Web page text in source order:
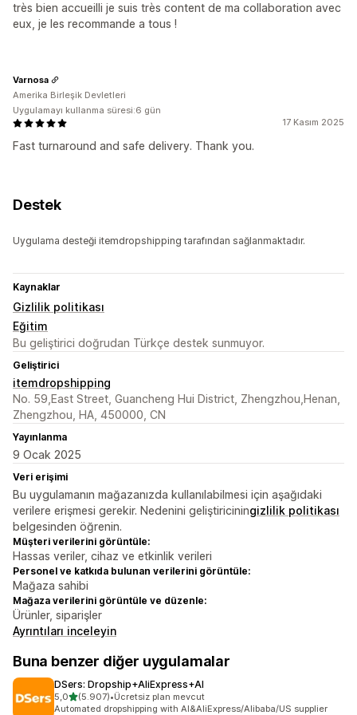
très bien accueilli je suis très content de ma collaboration avec
eux, je les recommande a tous !
17 Kasım 2025
Fast turnaround and safe delivery. Thank you.
Varnosa
Amerika Birleşik Devletleri
Uygulamayı kullanma süresi:6 gün
Destek
Uygulama desteği itemdropshipping tarafından sağlanmaktadır.
Kaynaklar
Gizlilik politikası
Eğitim
Bu geliştirici doğrudan Türkçe destek sunmuyor.
Geliştirici
itemdropshipping
No. 59,East Street, Guancheng Hui District, Zhengzhou,Henan,
Zhengzhou, HA, 450000, CN
Yayınlanma
9 Ocak 2025
Veri erişimi
Bu uygulamanın mağazanızda kullanılabilmesi için aşağıdaki
verilere erişmesi gerekir. Nedenini geliştiriciningizlilik politikası
belgesinden öğrenin.
Müşteri verilerini görüntüle:
Hassas veriler, cihaz ve etkinlik verileri
Personel ve katkıda bulunan verilerini görüntüle:
Mağaza sahibi
Mağaza verilerini görüntüle ve düzenle:
Ürünler, siparişler
Ayrıntıları inceleyin
Buna benzer diğer uygulamalar
DSers: Dropship+AliExpress+AI
5,05 yıldız üzerinden
(5.907)
toplam 5907 değerlendirme
•Ücretsiz plan mevcut
Automated dropshipping with AI&AliExpress/Alibaba/US supplier